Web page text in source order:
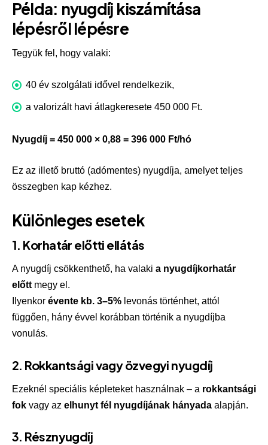
Példa: nyugdíj kiszámítása
lépésről lépésre
Tegyük fel, hogy valaki:
40 év szolgálati idővel rendelkezik,
a valorizált havi átlagkeresete 450 000 Ft.
Nyugdíj = 450 000 × 0,88 = 396 000 Ft/hó
Ez az illető bruttó (adómentes) nyugdíja, amelyet teljes
összegben kap kézhez.
Különleges esetek
1. Korhatár előtti ellátás
A nyugdíj csökkenthető, ha valaki a nyugdíjkorhatár
előtt megy el.
Ilyenkor évente kb. 3–5% levonás történhet, attól
függően, hány évvel korábban történik a nyugdíjba
vonulás.
2. Rokkantsági vagy özvegyi nyugdíj
Ezeknél speciális képleteket használnak – a rokkantsági
fok vagy az elhunyt fél nyugdíjának hányada alapján.
3. Résznyugdíj